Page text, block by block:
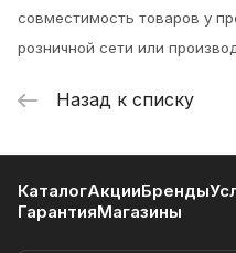
совместимость товаров у
розничной сети или
Назад к списку
КаталогАкцииБренды
ГарантияМагазины